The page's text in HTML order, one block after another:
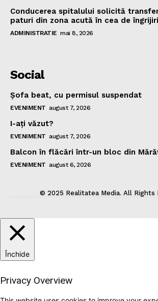
Conducerea spitalului solicită
paturi din zona acută în cea de
ADMINISTRATIE mai 8, 2026
Social
Şofa beat, cu permisul suspendat
EVENIMENT august 7, 2026
I-aţi văzut?
EVENIMENT august 7, 2026
Balcon în flăcări într-un bloc din
EVENIMENT august 6, 2026
© 2025 Realitatea Media. All Rights
Închide
Privacy Overview